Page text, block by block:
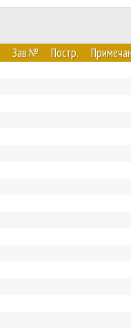
Зав.№ Постр.